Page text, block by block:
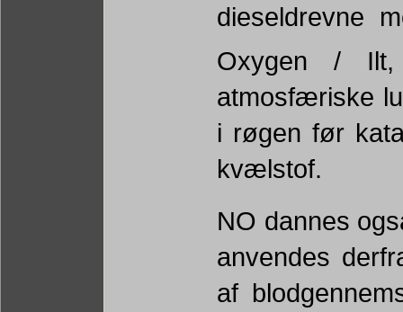
dieseldrevne
Oxygen /
atmosfæriske
i røgen før
kvælstof.
NO dannes
anvendes
af